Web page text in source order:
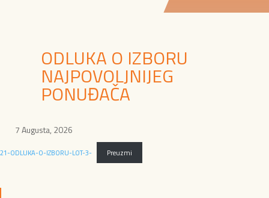
ODLUKA O IZBORU
NAJPOVOLJNIJEG
PONUĐAČA
7 Augusta, 2026
21-ODLUKA-O-IZBORU-LOT-3- Preuzmi